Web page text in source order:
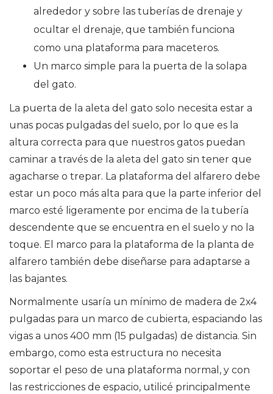
alrededor y sobre las tuberías de drenaje y
ocultar el drenaje, que también funciona
como una plataforma para maceteros.
Un marco simple para la puerta de la solapa
del gato.
La puerta de la aleta del gato solo necesita estar a
unas pocas pulgadas del suelo, por lo que es la
altura correcta para que nuestros gatos puedan
caminar a través de la aleta del gato sin tener que
agacharse o trepar. La plataforma del alfarero debe
estar un poco más alta para que la parte inferior del
marco esté ligeramente por encima de la tubería
descendente que se encuentra en el suelo y no la
toque. El marco para la plataforma de la planta de
alfarero también debe diseñarse para adaptarse a
las bajantes.
Normalmente usaría un mínimo de madera de 2x4
pulgadas para un marco de cubierta, espaciando las
vigas a unos 400 mm (15 pulgadas) de distancia. Sin
embargo, como esta estructura no necesita
soportar el peso de una plataforma normal, y con
las restricciones de espacio, utilicé principalmente